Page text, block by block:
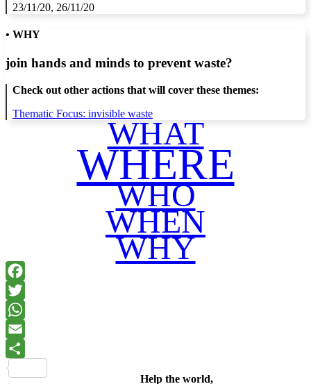
23/11/20, 26/11/20
• WHY
join hands and minds to prevent waste?
Check out other actions that will cover these themes:
Thematic Focus: invisible waste
WHAT
WHERE
WHO
WHEN
WHY
Help the world,